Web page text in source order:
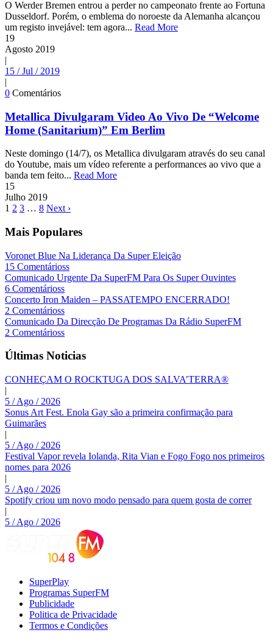
O Werder Bremen entrou a perder no campeonato frente ao Fortuna
Dusseldorf. Porém, o emblema do noroeste da Alemanha alcançou
um registo invejável: tem agora... Read More
19
Agosto 2019
|
15 / Jul / 2019
|
0 Comentários
Metallica Divulgaram Video Ao Vivo De “Welcome
Home (Sanitarium)” Em Berlim
Neste domingo (14/7), os Metallica divulgaram através do seu canal
do Youtube, mais um vídeo referente a performances ao vivo que a
banda tem feito... Read More
15
Julho 2019
1 2 3 … 8 Next ›
Mais Populares
Voronet Blue Na Liderança Da Super Eleição
15 Comentárioss
Comunicado Urgente Da SuperFM Para Os Super Ouvintes
6 Comentárioss
Concerto Iron Maiden – PASSATEMPO ENCERRADO!
2 Comentárioss
Comunicado Da Direcção De Programas Da Rádio SuperFM
2 Comentárioss
Últimas Noticias
CONHEÇAM O ROCKTUGA DOS SALVA’TERRA®
|
5 / Ago / 2026
Sonus Art Fest. Enola Gay são a primeira confirmação para
Guimarães
|
5 / Ago / 2026
Festival Vapor revela Iolanda, Rita Vian e Fogo Fogo nos primeiros
nomes para 2026
|
5 / Ago / 2026
Spotify criou um novo modo pensado para quem gosta de correr
|
5 / Ago / 2026
SuperPlay
Programas SuperFM
Publicidade
Politica de Privacidade
Termos e Condições